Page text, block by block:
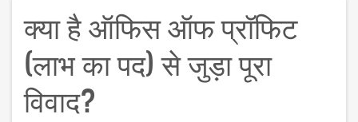
क्या है ऑफिस ऑफ प्रॉफिट
(लाभ का पद) से जुड़ा पूरा
विवाद?